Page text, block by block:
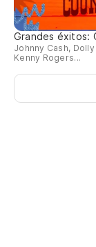
Grandes éxitos:
Johnny Cash,
Kenny Rogers...